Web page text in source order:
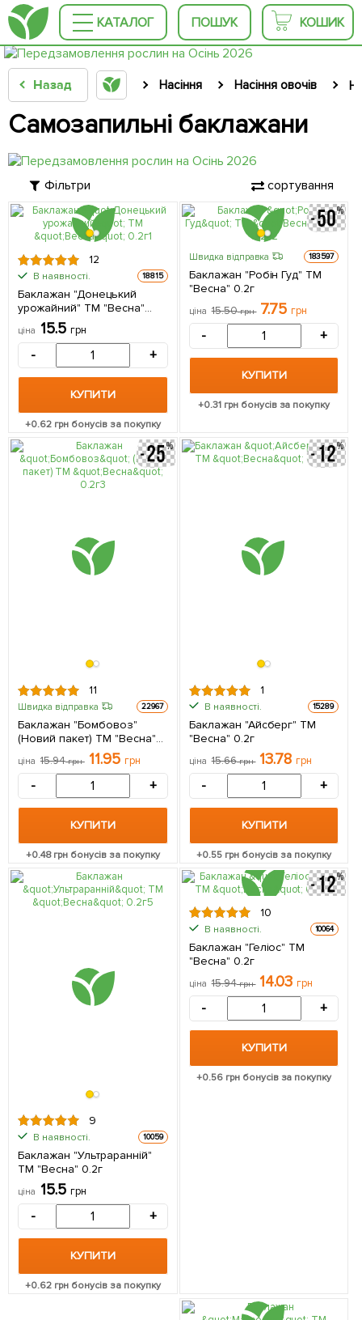
КАТАЛОГ ПОШУК КОШИК
Назад Насіння Насіння овочів
Самозапильні баклажани
Фільтри сортування
12
В наявності. 18815
Баклажан "Донецький
урожайний" ТМ "Весна"
ціна 15.5 грн
- +
КУПИТИ
+0.62 грн бонусів за покупку
Швидка відправка 183597
Баклажан "Робін Гуд" ТМ
"Весна" 0.2г
ціна 15.50грн 7.75 грн
- +
КУПИТИ
+0.31грн бонусів за покупку
11
Швидка відправка 22967
Баклажан "Бомбовоз"
(Новий пакет) ТМ "Весна"
ціна 15.94грн 11.95 грн
- +
КУПИТИ
+0.48грн бонусів за покупку
1
В наявності. 15289
Баклажан "Айсберг" ТМ
"Весна" 0.2г
ціна 15.66грн 13.78 грн
- +
КУПИТИ
+0.55 грн бонусів за покупку
9
В наявності. 10059
Баклажан "Ультраранній"
ТМ "Весна" 0.2г
ціна 15.5 грн
- +
КУПИТИ
+0.62 грн бонусів за покупку
10
В наявності. 10064
Баклажан "Геліос" ТМ
"Весна" 0.2г
ціна 15.94грн 14.03 грн
- +
КУПИТИ
+0.56грн бонусів за покупку